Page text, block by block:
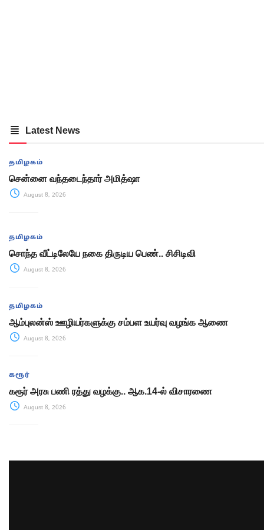
Latest News
தமிழகம்
சென்னை வந்தடைந்தார் அமித்ஷா
August 8, 2026
தமிழகம்
சொந்த வீட்டிலேயே நகை திருடிய பெண்.. சிசிடிவி
August 8, 2026
தமிழகம்
ஆம்புலன்ஸ் ஊழியர்களுக்கு சம்பள உயர்வு வழங்க ஆணை
August 8, 2026
கரூர்
கரூர் அரசு பணி ரத்து வழக்கு.. ஆக.14-ல் விசாரணை
August 8, 2026